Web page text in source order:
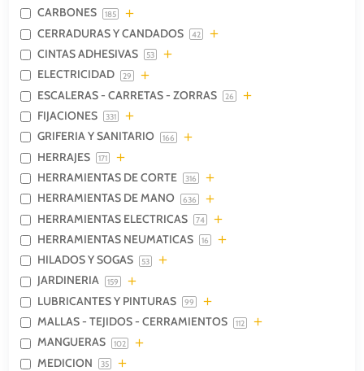
CARBONES 185
CERRADURAS Y CANDADOS 42
CINTAS ADHESIVAS 53
ELECTRICIDAD 29
ESCALERAS - CARRETAS - ZORRAS 26
FIJACIONES 331
GRIFERIA Y SANITARIO 166
HERRAJES 171
HERRAMIENTAS DE CORTE 316
HERRAMIENTAS DE MANO 636
HERRAMIENTAS ELECTRICAS 74
HERRAMIENTAS NEUMATICAS 16
HILADOS Y SOGAS 53
JARDINERIA 159
LUBRICANTES Y PINTURAS 99
MALLAS - TEJIDOS - CERRAMIENTOS 112
MANGUERAS 102
MEDICION 35